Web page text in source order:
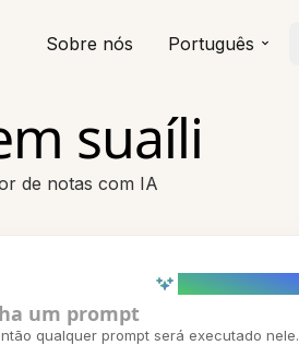
Sobre nós Português
suaíli
de notas com IA
um prompt
qualquer prompt será executado nele.